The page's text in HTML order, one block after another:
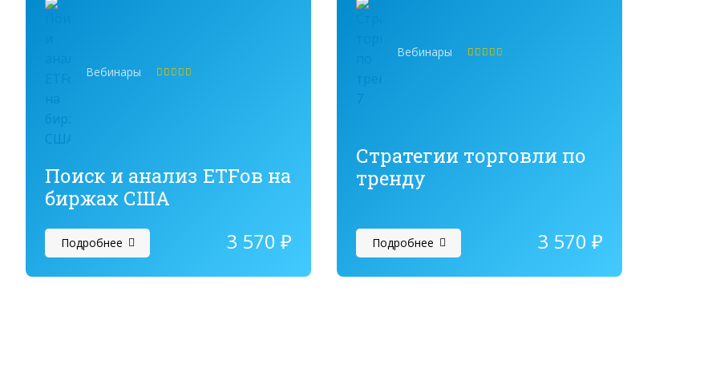
Вебинары
Поиск и анализ ETFов на
биржах США
Подробнее 3 570 ₽
Вебинары
Стратегии торговли по
тренду
Подробнее 3 570 ₽